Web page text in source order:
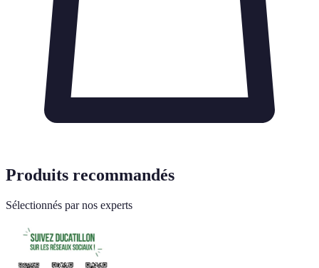
Produits recommandés
Sélectionnés par nos experts